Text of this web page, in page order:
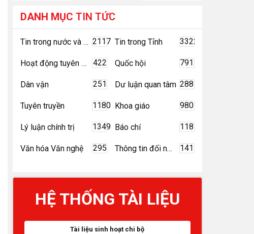
DANH MỤC TIN TỨC
Tin trong nước và quốc tế 2117 Tin trong Tỉnh 3322
Hoạt động tuyên giáo 422 Quốc hội 791
Dân vận 251 Dư luận quan tâm 288
Tuyên truyền 1180 Khoa giáo 980
Lý luận chính trị 1349 Báo chí 118
Văn hóa Văn nghệ 295 Thông tin đối ngoại 141
HỆ THỐNG TÀI LIỆU
Tài liệu sinh hoạt chi bộ